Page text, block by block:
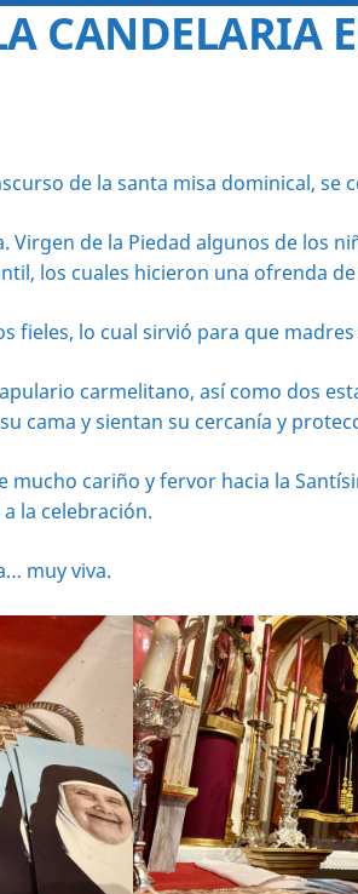
de la santa misa dominical, se
Virgen de la Piedad algunos de los
los cuales hicieron una ofrenda
fieles, lo cual sirvió para que
carmelitano, así como dos
cama y sientan su cercanía y
mucho cariño y fervor hacia la
la celebración.
muy viva.